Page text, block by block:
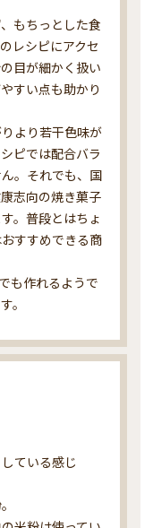
もちっとした食
レシピにアクセ
目が細かく扱い
すい点も助かり
より若干色味が
ピでは配合バラ
。それでも、国
志向の焼き菓子
。普段とはちょ
すすめできる商
も作れるようで
。
ている感じ